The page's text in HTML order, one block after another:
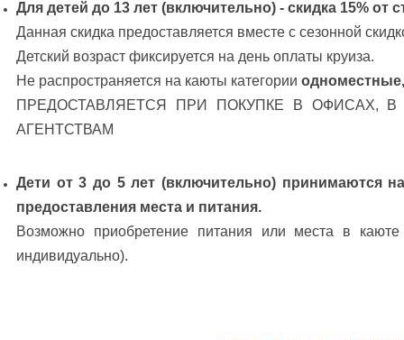
Для детей до 13 лет (включительно) - скидка 15% от
Данная скидка предоставляется вместе с сезонной
Детский возраст фиксируется на день оплаты круиза.
Не распространяется на каюты категории
ПРЕДОСТАВЛЯЕТСЯ ПРИ ПОКУПКЕ В ОФИСАХ,
АГЕНТСТВАМ
Дети от 3 до 5 лет (включительно) принимаются
предоставления места и питания.
Возможно приобретение питания или места в каюте
индивидуально).